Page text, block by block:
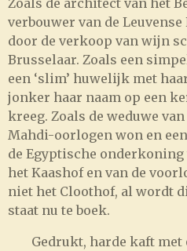
verbouwer van de
door de verkoop van wijn
Brusselaar. Zoals een
een ‘slim’ huwelijk met
jonker haar naam op een
kreeg. Zoals de weduwe
Mahdi-oorlogen won en
de Egyptische
het Kaashof en van de
niet het Cloothof, al wordt
staat nu te boek.
Gedrukt, harde kaft